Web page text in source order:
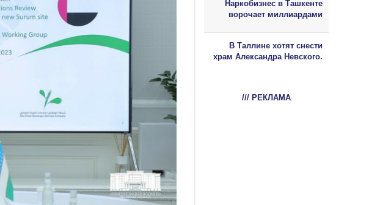
Наркобизнес в Ташкенте
ворочает миллиардами
В Таллине хотят снести
храм Александра Невского.
/// РЕКЛАМА